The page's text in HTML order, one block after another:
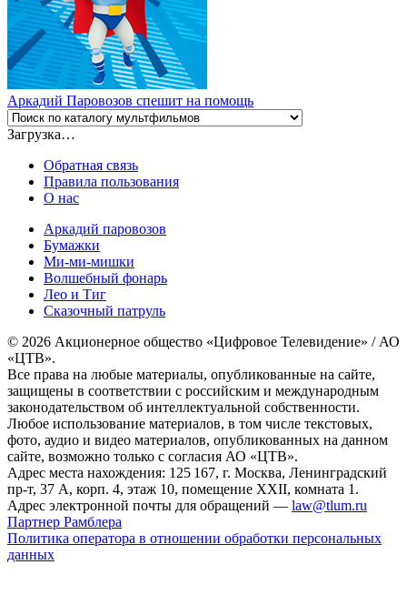
Аркадий Паровозов спешит на помощь
Загрузка…
Обратная связь
Правила пользования
О нас
Аркадий паровозов
Бумажки
Ми-ми-мишки
Волшебный фонарь
Лео и Тиг
Сказочный патруль
© 2026 Акционерное общество «Цифровое Телевидение» / АО
«ЦТВ».
Все права на любые материалы, опубликованные на сайте,
защищены в соответствии с российским и международным
законодательством об интеллектуальной собственности.
Любое использование материалов, в том числе текстовых,
фото, аудио и видео материалов, опубликованных на данном
сайте, возможно только с согласия АО «ЦТВ».
Адрес места нахождения: 125 167, г. Москва, Ленинградский
пр-т, 37 А, корп. 4, этаж 10, помещение XXII, комната 1.
Адрес электронной почты для обращений — law@tlum.ru
Партнер Рамблера
Политика оператора в отношении обработки персональных
данных